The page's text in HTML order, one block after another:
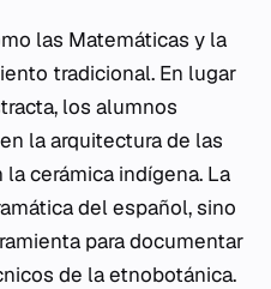
las Matemáticas y la
tradicional. En lugar
los alumnos
la arquitectura de las
cerámica indígena. La
del español, sino
para documentar
de la etnobotánica.